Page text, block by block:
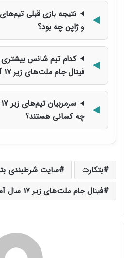
و ژاپن چه بود؟
کدام تیم شانس بیشتری
فینال جام ملت‌های زیر ۱۷ آسیا دارد؟
چه کسانی هستند؟
بتکارت
سایت شرطبندی
فینال جام ملت‌های زیر ۱۷ سال آسیا